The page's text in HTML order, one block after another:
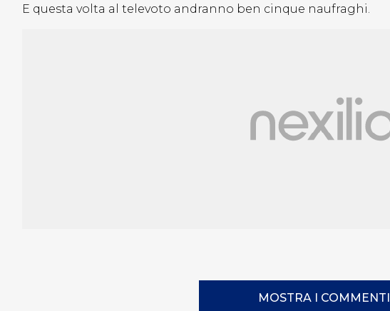
E questa volta al televoto andranno ben cinque naufraghi.
MOSTRA I COMMENTI